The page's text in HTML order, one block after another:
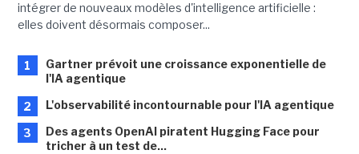
intégrer de nouveaux modèles d'intelligence artificielle :
elles doivent désormais composer...
1
Gartner prévoit une croissance exponentielle de
l'IA agentique
2 L'observabilité incontournable pour l'IA agentique
3
Des agents OpenAI piratent Hugging Face pour
tricher à un test de...